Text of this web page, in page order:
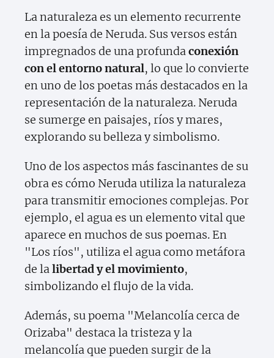
La naturaleza es un elemento recurrente
en la poesía de Neruda. Sus versos están
impregnados de una profundaconexión
con el entorno natural, lo que lo convierte
en uno de los poetas más destacados en la
representación de la naturaleza. Neruda
se sumerge en paisajes, ríos y mares,
explorando su belleza y simbolismo.
Uno de los aspectos más fascinantes de su
obra es cómo Neruda utiliza la naturaleza
para transmitir emociones complejas. Por
ejemplo, el agua es un elemento vital que
aparece en muchos de sus poemas. En
"Los ríos", utiliza el agua como metáfora
de lalibertad y el movimiento,
simbolizando el flujo de la vida.
Además, su poema "Melancolía cerca de
Orizaba" destaca la tristeza y la
melancolía que pueden surgir de la